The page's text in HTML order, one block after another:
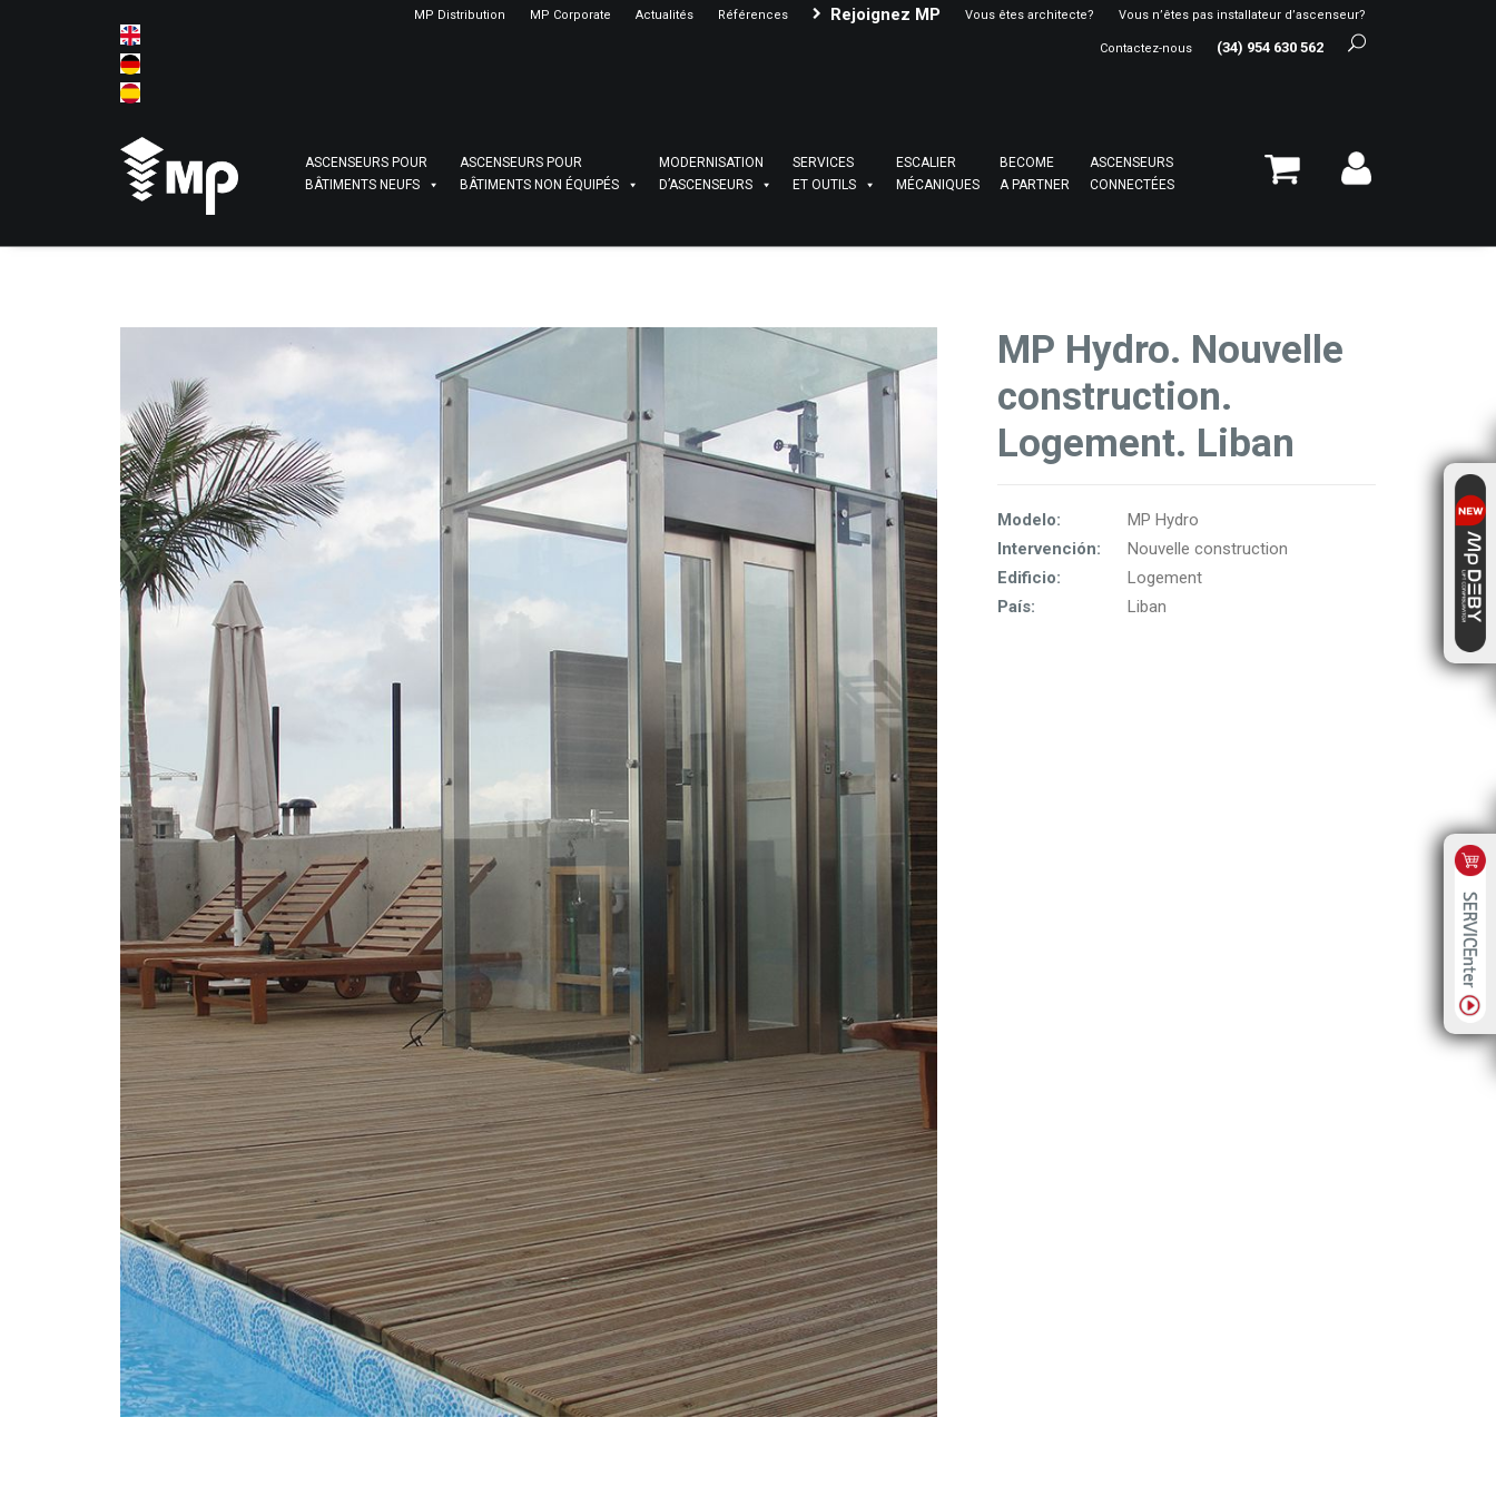
MP Distribution MP Corporate Actualités Références Rejoignez MP Vous êtes architecte? Vous n’êtes pas installateur d’ascenseur?
Contactez-nous (34) 954 630 562
ASCENSEURS POUR
BÂTIMENTS NEUFS
ASCENSEURS POUR
BÂTIMENTS NON ÉQUIPÉS
MODERNISATION
D’ASCENSEURS
SERVICES
ET OUTILS
ESCALIER
MÉCANIQUES
BECOME
A PARTNER
ASCENSEURS
CONNECTÉES
MP Hydro. Nouvelle
construction.
Logement. Liban
Modelo:
MP Hydro
Intervención:
Nouvelle construction
Edificio:
Logement
País:
Liban